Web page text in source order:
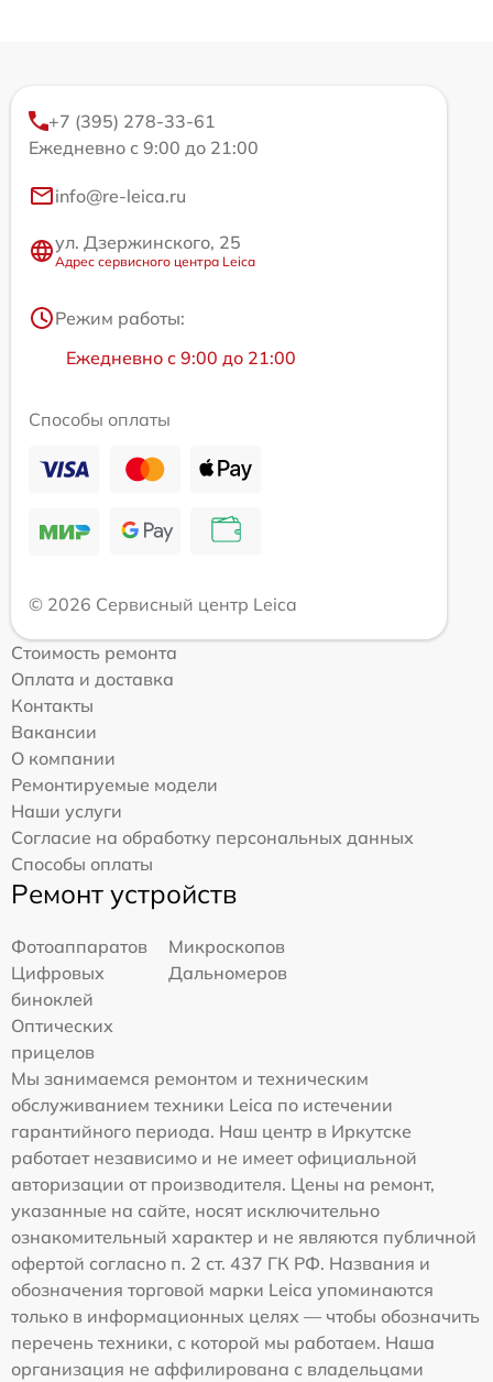
+7 (395) 278-33-61
Ежедневно с 9:00 до 21:00
info@re-leica.ru
ул. Дзержинского, 25
Адрес сервисного центра Leica
Режим работы:
Ежедневно с 9:00 до 21:00
Способы оплаты
© 2026 Сервисный центр Leica
Стоимость ремонта
Оплата и доставка
Контакты
Вакансии
О компании
Ремонтируемые модели
Наши услуги
Согласие на обработку персональных данных
Способы оплаты
Ремонт устройств
Фотоаппаратов
Микроскопов
Цифровых
биноклей
Дальномеров
Оптических
прицелов
Мы занимаемся ремонтом и техническим
обслуживанием техники Leica по истечении
гарантийного периода. Наш центр в Иркутске
работает независимо и не имеет официальной
авторизации от производителя. Цены на ремонт,
указанные на сайте, носят исключительно
ознакомительный характер и не являются публичной
офертой согласно п. 2 ст. 437 ГК РФ. Названия и
обозначения торговой марки Leica упоминаются
только в информационных целях — чтобы обозначить
перечень техники, с которой мы работаем. Наша
организация не аффилирована с владельцами